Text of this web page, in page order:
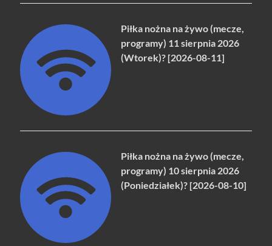
Piłka nożna na żywo (mecze,
programy) 11 sierpnia 2026
(Wtorek)? [2026-08-11]
Piłka nożna na żywo (mecze,
programy) 10 sierpnia 2026
(Poniedziałek)? [2026-08-10]